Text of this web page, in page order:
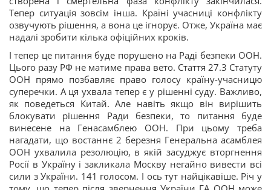
Тепер ситуація зовсім інша. Країні учасниці конфлікту
озвучують рішення, а вона це ігнорує. Отже, Україна має
надалі зробити кілька офіційних кроків.
І тепер це питання буде порушено на Раді безпеки ООН.
Цього разу РФ не матиме права вето. Стаття 27.3 Статуту
ООН прямо позбавляє право голосу країну-учасницю
суперечки. А ця ухвала тепер є у рішенні суду. Важливо,
як поведеться Китай. Але навіть якщо він вирішить
блокувати рішення Ради безпеки, то питання буде
винесене на Генасамблею ООН. При цьому треба
нагадати, що востаннє 2 березня Генеральна асамблея
ООН ухвалила резолюцію, в якій засуджує вторгнення
Росії в Україну і закликала Москву негайно вивести всі
сили з України. 141 голосом. І ось тут найцікавіше. Річ у